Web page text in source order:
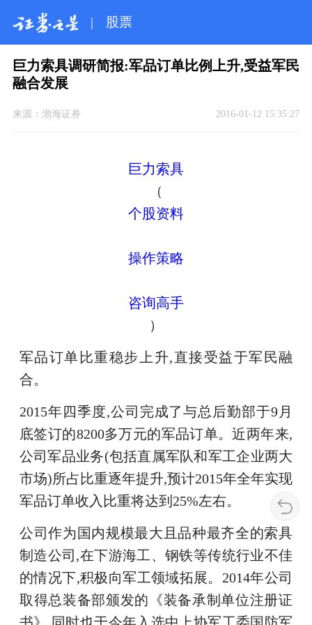
| 股票
巨力索具调研简报:军品订单比例上升,受益军民
融合发展
来源： 渤海证券 2016-01-12 15:35:27
巨力索具
（
个股资料
操作策略
咨询高手
）
军品订单比重稳步上升,直接受益于军民融
合。
2015年四季度,公司完成了与总后勤部于9月
底签订的8200多万元的军品订单。近两年来,
公司军品业务(包括直属军队和军工企业两大
市场)所占比重逐年提升,预计2015年全年实现
军品订单收入比重将达到25%左右。
公司作为国内规模最大且品种最齐全的索具
制造公司,在下游海工、钢铁等传统行业不佳
的情况下,积极向军工领域拓展。2014年公司
取得总装备部颁发的《装备承制单位注册证